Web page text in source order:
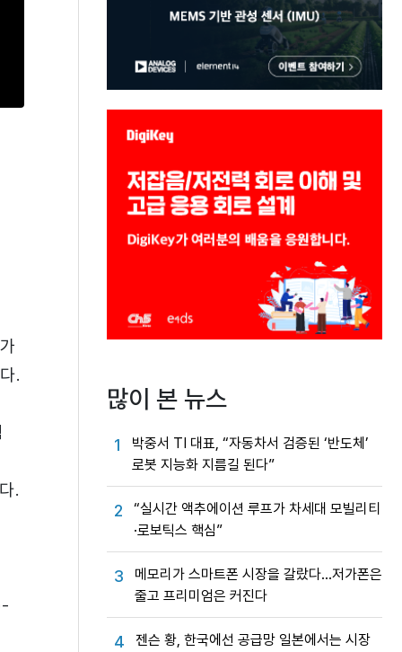
.
.
많이 본 뉴스
1
박중서 TI 대표, “자동차서 검증된 ‘반도체’
로봇 지능화 지름길 된다”
2
“실시간 액추에이션 루프가 차세대 모빌리티
·로보틱스 핵심”
3
메모리가 스마트폰 시장을 갈랐다…저가폰은
줄고 프리미엄은 커진다
4
젠슨 황, 한국에선 공급망 일본에서는 시장